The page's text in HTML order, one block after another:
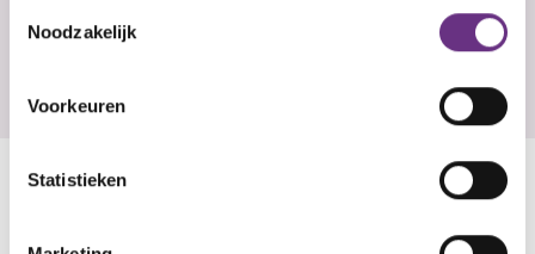
Informatie verzamelen over uw geografische
Uw apparaat identificeren door het actief te
scannen op specifieke eigenschappen (fingerprinting)
verwerkt en stel uw voorkeuren in het
detailgedeelte in.
Noodzakelijk
Voorkeuren
Statistieken
Gerelateerd nieuws
Zie al het nieuws